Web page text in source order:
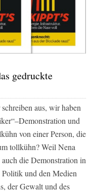
gedruckte
aus, wir haben
und
von einer Person, die
tollkühn? Weil Nena
die Demonstration in
und den Medien
der Gewalt und des